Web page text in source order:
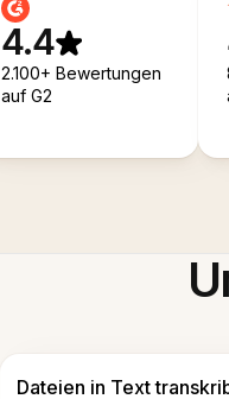
4.4
2.100+ Bewertungen
auf G2
Dateien in Text